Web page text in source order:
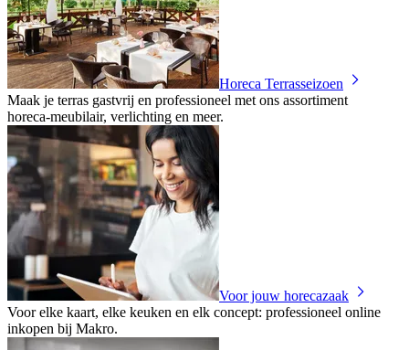
Horeca Terrasseizoen
Maak je terras gastvrij en professioneel met ons assortiment
horeca‑meubilair, verlichting en meer.
Voor jouw horecazaak
Voor elke kaart, elke keuken en elk concept: professioneel online
inkopen bij Makro.